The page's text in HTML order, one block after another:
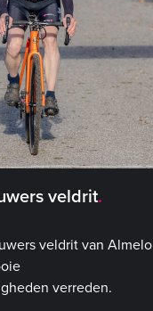
veldrit
veldrit van Almelo
verreden.